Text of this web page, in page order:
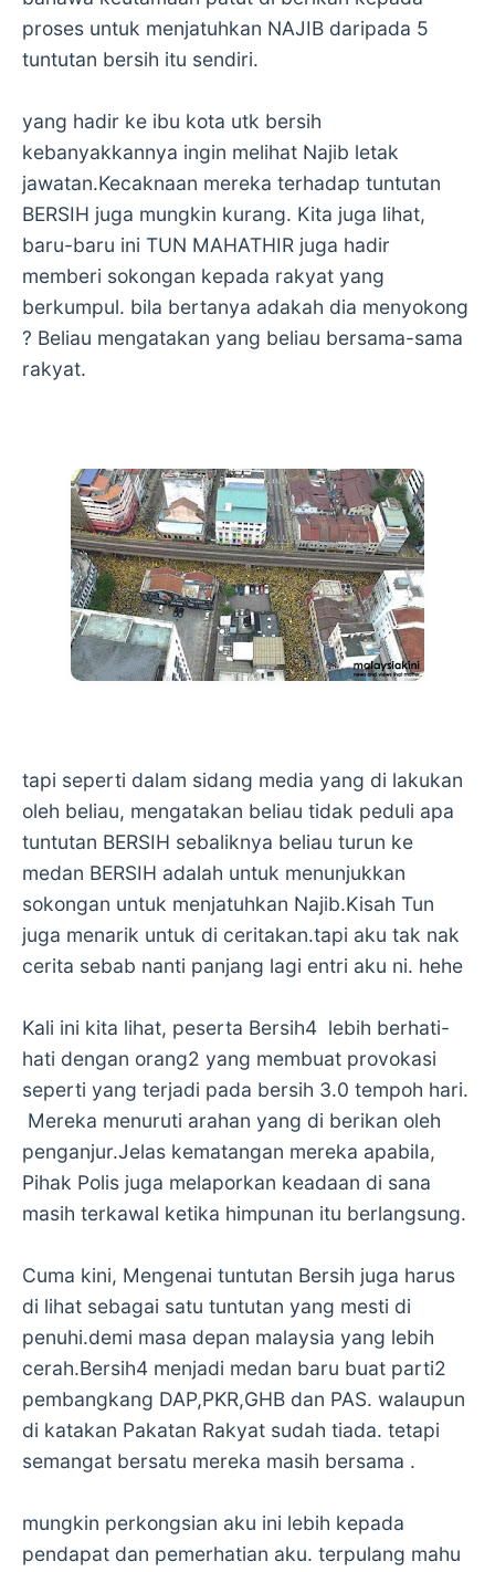
proses untuk menjatuhkan NAJIB daripada 5
tuntutan bersih itu sendiri.
yang hadir ke ibu kota utk bersih
kebanyakkannya ingin melihat Najib letak
jawatan.Kecaknaan mereka terhadap tuntutan
BERSIH juga mungkin kurang. Kita juga lihat,
baru-baru ini TUN MAHATHIR juga hadir
memberi sokongan kepada rakyat yang
berkumpul. bila bertanya adakah dia menyokong
? Beliau mengatakan yang beliau bersama-sama
rakyat.
tapi seperti dalam sidang media yang di lakukan
oleh beliau, mengatakan beliau tidak peduli apa
tuntutan BERSIH sebaliknya beliau turun ke
medan BERSIH adalah untuk menunjukkan
sokongan untuk menjatuhkan Najib.Kisah Tun
juga menarik untuk di ceritakan.tapi aku tak nak
cerita sebab nanti panjang lagi entri aku ni. hehe
Kali ini kita lihat, peserta Bersih4 lebih berhati-
hati dengan orang2 yang membuat provokasi
seperti yang terjadi pada bersih 3.0 tempoh hari.
Mereka menuruti arahan yang di berikan oleh
penganjur.Jelas kematangan mereka apabila,
Pihak Polis juga melaporkan keadaan di sana
masih terkawal ketika himpunan itu berlangsung.
Cuma kini, Mengenai tuntutan Bersih juga harus
di lihat sebagai satu tuntutan yang mesti di
penuhi.demi masa depan malaysia yang lebih
cerah.Bersih4 menjadi medan baru buat parti2
pembangkang DAP,PKR,GHB dan PAS. walaupun
di katakan Pakatan Rakyat sudah tiada. tetapi
semangat bersatu mereka masih bersama .
mungkin perkongsian aku ini lebih kepada
pendapat dan pemerhatian aku. terpulang mahu